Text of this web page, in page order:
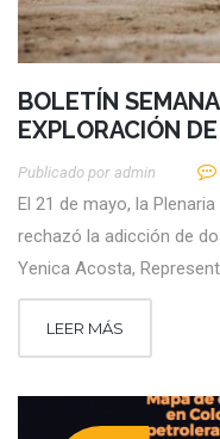
BOLETÍN
EXPLORACIÓN
Publicado por Admin
El 21 de mayo, la
rechazó la adicción de
Yenica Acosta,
LEER MÁS